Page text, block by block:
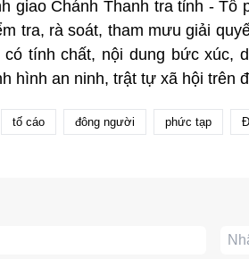
giao Chánh Thanh tra tỉnh -
tra, rà soát, tham mưu giải
tính chất, nội dung bức xúc,
hình an ninh, trật tự xã hội trên
tố cáo đông người phức tạp